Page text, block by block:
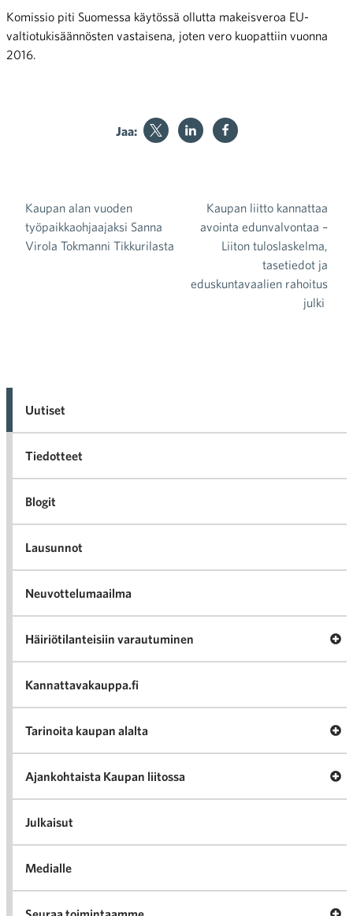
Komissio piti Suomessa käytössä ollutta makeisveroa EU-
valtiotukisäännösten vastaisena, joten vero kuopattiin vuonna
2016.
Jaa:
Artikkelien selaus
Kaupan alan vuoden
työpaikkaohjaajaksi Sanna
Virola Tokmanni Tikkurilasta
Kaupan liitto kannattaa
avointa edunvalvontaa –
Liiton tuloslaskelma,
tasetiedot ja
eduskuntavaalien rahoitus
julki
Uutiset
Tiedotteet
Blogit
Lausunnot
Neuvottelumaailma
Häiriötilanteisiin varautuminen
Kannattavakauppa.fi
Tarinoita kaupan alalta
Ajankohtaista Kaupan liitossa
Julkaisut
Medialle